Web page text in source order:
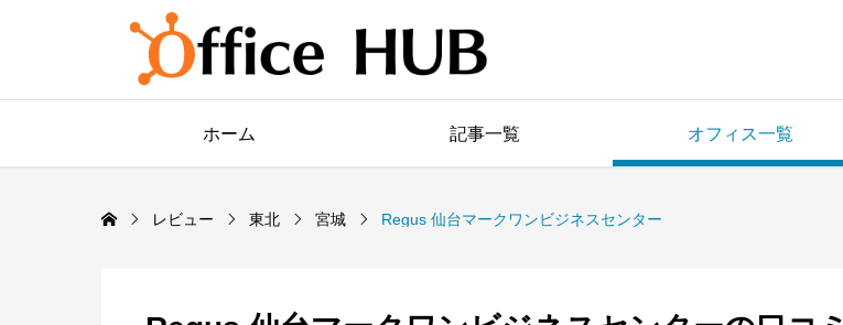
ホーム 記事一覧 オフィス一覧
レビュー 東北 宮城 Regus 仙台マークワンビジネスセンター